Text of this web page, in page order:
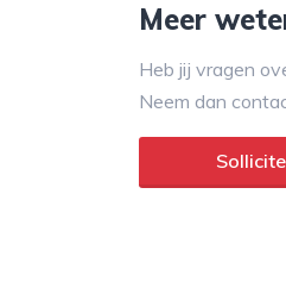
Meer
Heb jij vragen
Neem dan